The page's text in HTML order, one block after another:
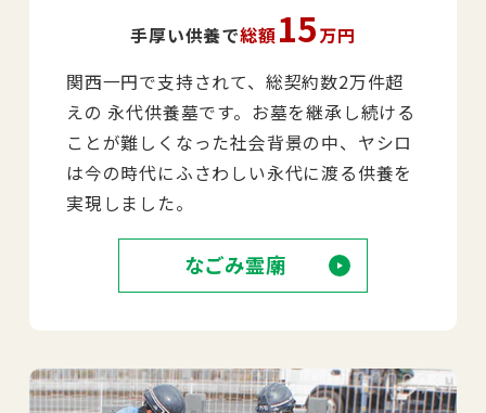
手厚い供養で総額15万円
関西一円で支持されて、総契約数2万件超
えの 永代供養墓です。お墓を継承し続ける
ことが難しくなった社会背景の中、ヤシロ
は今の時代にふさわしい永代に渡る供養を
実現しました。
なごみ霊廟